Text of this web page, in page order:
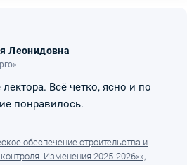
Леонидовна
Всё четко, ясно и по
понравилось.
обеспечение строительства и
Изменения 2025-2026»»,